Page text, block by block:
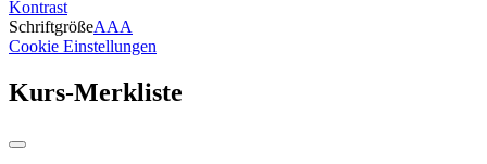
Kontrast
SchriftgrößeAAA
Cookie Einstellungen
Kurs-Merkliste